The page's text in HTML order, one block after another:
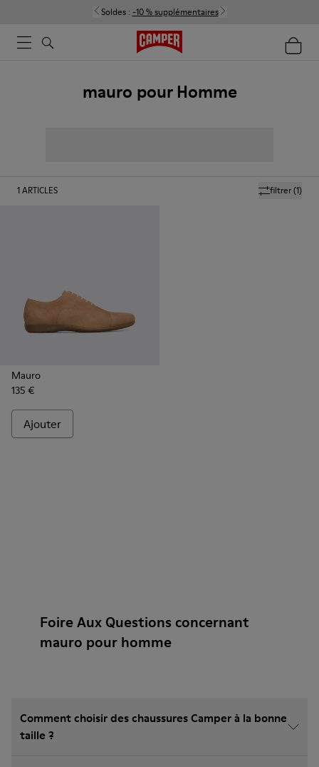
Soldes : -10 % supplémentaires
mauro pour Homme
filtrer(1)
1ARTICLES
Mauro
135 €
Ajouter
Foire Aux Questions concernant
mauro pour homme
Comment choisir des chaussures Camper à la bonne
taille ?